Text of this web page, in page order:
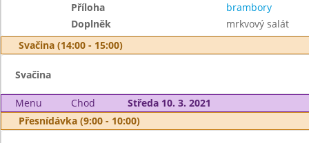
Příloha
brambory
Doplněk
mrkvový salát
Svačina (14:00 - 15:00)
Svačina
Menu Chod
Středa 10. 3. 2021
Přesnídávka (9:00 - 10:00)